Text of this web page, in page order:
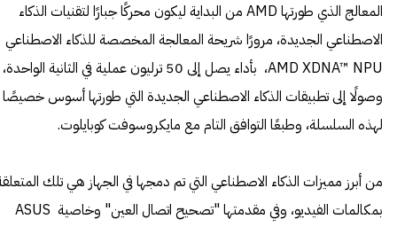
المعالج الذي طورتها AMD من البداية ليكون محركًا جبارًا لتقنيات الذكاء
الاصطناعي الجديدة، مرورًا شريحة المعالجة المخصصة للذكاء الاصطناعي
AMD XDNA™ NPU، بأداء يصل إلى 50 ترليون عملية في الثانية الواحدة،
وصولًا إلى تطبيقات الذكاء الاصطناعي الجديدة التي طورتها أسوس خصيصًا
لهذه السلسلة، وطبعًا التوافق التام مع مايكروسوفت كوبايلوت.
من أبرز مميزات الذكاء الاصطناعي التي تم دمجها في الجهاز هي تلك
بمكالمات الفيديو، وفي مقدمتها "تصحيح اتصال العين" وخاصية ASUS